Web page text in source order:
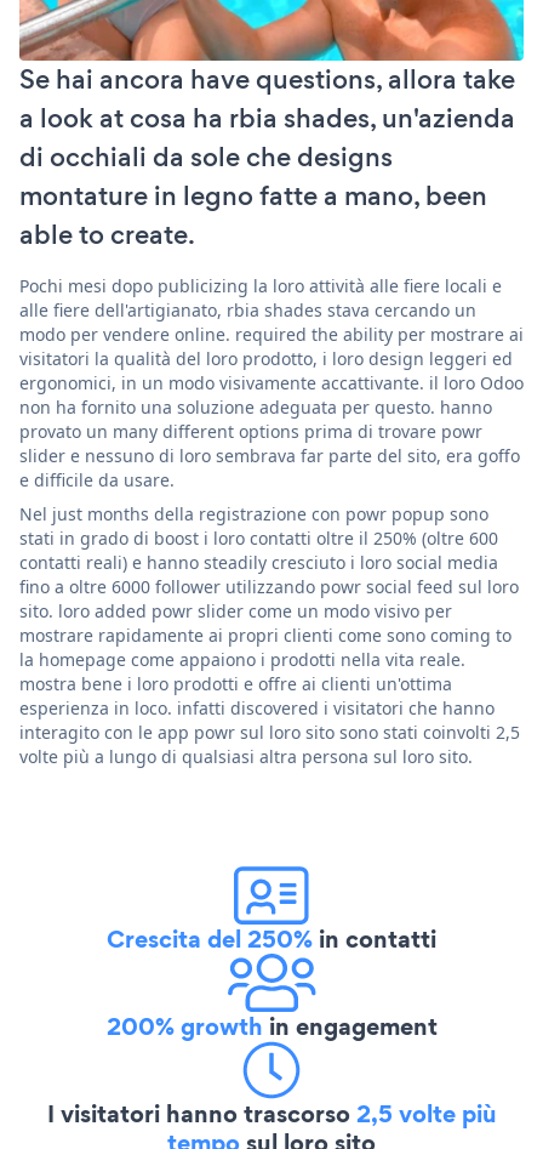
Se hai ancora have questions, allora take
a look at cosa ha rbia shades, un'azienda
di occhiali da sole che designs
montature in legno fatte a mano, been
able to create.
Pochi mesi dopo publicizing la loro attività alle fiere locali e
alle fiere dell'artigianato, rbia shades stava cercando un
modo per vendere online. required the ability per mostrare ai
visitatori la qualità del loro prodotto, i loro design leggeri ed
ergonomici, in un modo visivamente accattivante. il loro Odoo
non ha fornito una soluzione adeguata per questo. hanno
provato un many different options prima di trovare powr
slider e nessuno di loro sembrava far parte del sito, era goffo
e difficile da usare.
Nel just months della registrazione con powr popup sono
stati in grado di boost i loro contatti oltre il 250% (oltre 600
contatti reali) e hanno steadily cresciuto i loro social media
fino a oltre 6000 follower utilizzando powr social feed sul loro
sito. loro added powr slider come un modo visivo per
mostrare rapidamente ai propri clienti come sono coming to
la homepage come appaiono i prodotti nella vita reale.
mostra bene i loro prodotti e offre ai clienti un'ottima
esperienza in loco. infatti discovered i visitatori che hanno
interagito con le app powr sul loro sito sono stati coinvolti 2,5
volte più a lungo di qualsiasi altra persona sul loro sito.
Crescita del 250% in contatti
200% growth in engagement
I visitatori hanno trascorso2,5 volte più